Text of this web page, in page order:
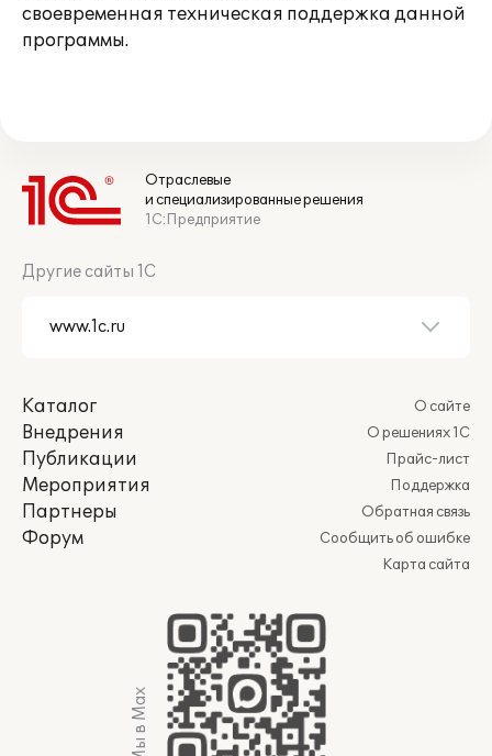
своевременная техническая поддержка данной
программы.
Отраслевые
и специализированные решения
1С:Предприятие
Другие сайты 1С
Каталог
Внедрения
Публикации
Мероприятия
Партнеры
Форум
О сайте
О решениях 1С
Прайс-лист
Поддержка
Обратная связь
Сообщить об ошибке
Карта сайта
Мы в Max